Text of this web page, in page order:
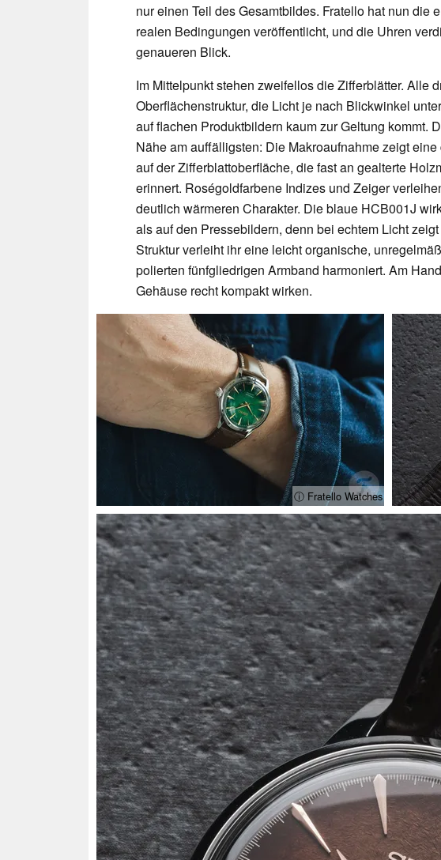
nur einen Teil des Gesamtbildes. Fratello hat nun die
realen Bedingungen veröffentlicht, und die Uhren
genaueren Blick.
Im Mittelpunkt stehen zweifellos die Zifferblätter. Alle
Oberflächenstruktur, die Licht je nach Blickwinkel
auf flachen Produktbildern kaum zur Geltung kommt.
Nähe am auffälligsten: Die Makroaufnahme zeigt
auf der Zifferblattoberfläche, die fast an gealterte
erinnert. Roségoldfarbene Indizes und Zeiger
deutlich wärmeren Charakter. Die blaue HCB001J
als auf den Pressebildern, denn bei echtem Licht
Struktur verleiht ihr eine leicht organische,
polierten fünfgliedrigen Armband harmoniert. Am
Gehäuse recht kompakt wirken.
ⓘ Fratello Watches